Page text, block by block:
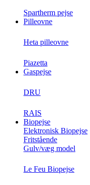
Spartherm pejse
Pilleovne
Heta pilleovne
Piazetta
Gaspejse
DRU
RAIS
Biopejse
Elektronisk Biopejse
Fritstående
Gulv/væg model
Le Feu Biopejse